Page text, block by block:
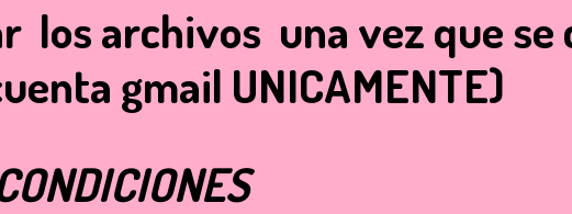
los archivos una vez que se
gmail UNICAMENTE)